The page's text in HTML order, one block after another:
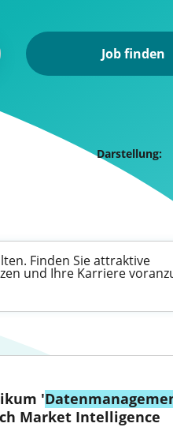
Job finden
Darstellung:
Finden Sie attraktive
und Ihre Karriere
'
Market Intelligence